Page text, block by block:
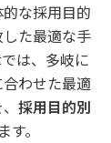
な採用目的
た最適な手
は、多岐に
わせた最適
採用目的別
。